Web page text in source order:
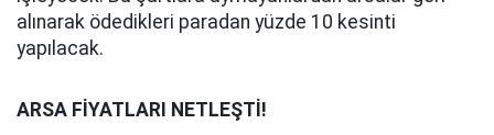
alınarak ödedikleri paradan yüzde 10 kesinti
yapılacak.
ARSA FİYATLARI NETLEŞTİ!